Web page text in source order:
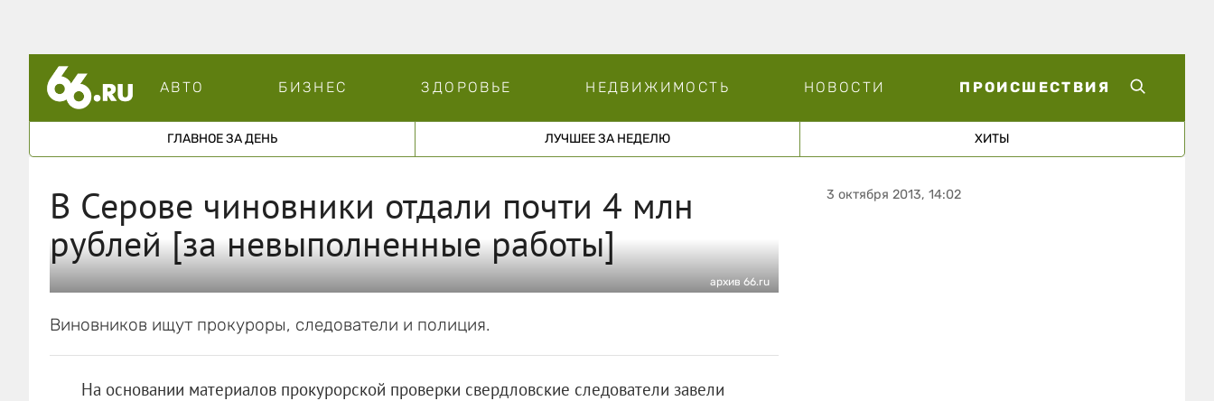
АВТО БИЗНЕС ЗДОРОВЬЕ НЕДВИЖИМОСТЬ НОВОСТИ ПРОИСШЕСТВИЯ
ГЛАВНОЕ ЗА ДЕНЬ ЛУЧШЕЕ ЗА НЕДЕЛЮ ХИТЫ
В Серове чиновники отдали почти 4 млн
рублей [за невыполненные работы]
архив 66.ru
Виновников ищут прокуроры, следователи и полиция.
На основании материалов прокурорской проверки свердловские следователи завели
3 октября 2013, 14:02